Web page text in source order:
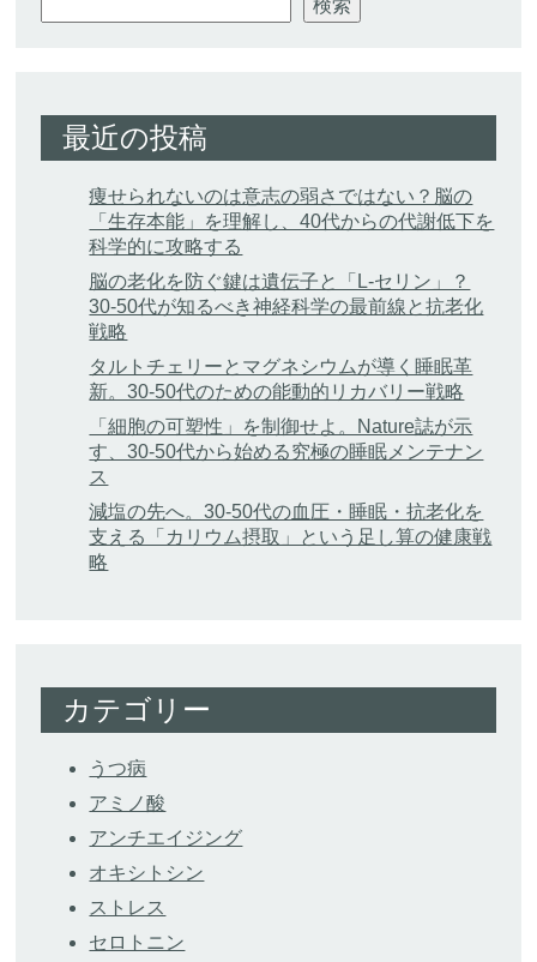
検索
最近の投稿
痩せられないのは意志の弱さではない？脳の
「生存本能」を理解し、40代からの代謝低下を
科学的に攻略する
脳の老化を防ぐ鍵は遺伝子と「L-セリン」？
30-50代が知るべき神経科学の最前線と抗老化
戦略
タルトチェリーとマグネシウムが導く睡眠革
新。30-50代のための能動的リカバリー戦略
「細胞の可塑性」を制御せよ。Nature誌が示
す、30-50代から始める究極の睡眠メンテナン
ス
減塩の先へ。30-50代の血圧・睡眠・抗老化を
支える「カリウム摂取」という足し算の健康戦
略
カテゴリー
うつ病
アミノ酸
アンチエイジング
オキシトシン
ストレス
セロトニン